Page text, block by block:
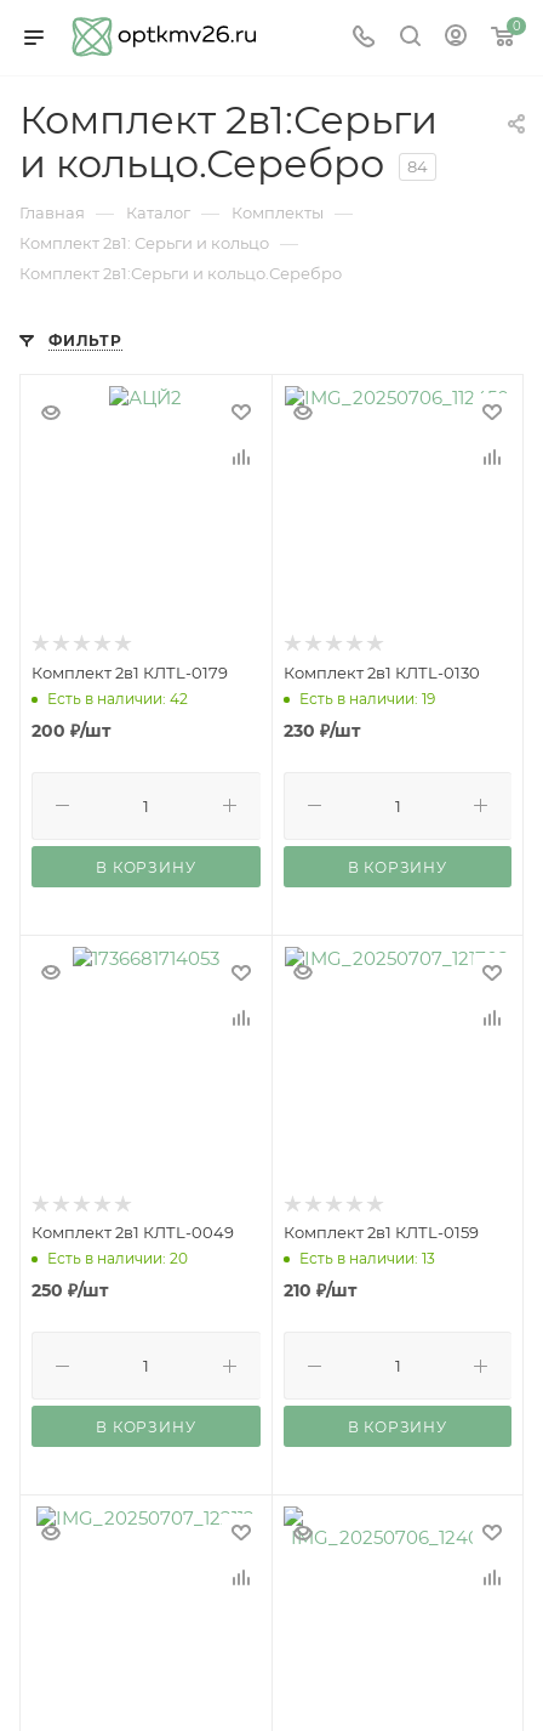
0
Комплект 2в1:Серьги
и кольцо.Серебро
84
Главная — Каталог — Комплекты —
Комплект 2в1: Серьги и кольцо —
Комплект 2в1:Серьги и кольцо.Серебро
ФИЛЬТР
Комплект 2в1 КЛТL-0179
Есть в наличии: 42
200 ₽/шт
В КОРЗИНУ
Комплект 2в1 КЛТL-0130
Есть в наличии: 19
230 ₽/шт
В КОРЗИНУ
Комплект 2в1 КЛТL-0049
Есть в наличии: 20
250 ₽/шт
В КОРЗИНУ
Комплект 2в1 КЛТL-0159
Есть в наличии: 13
210 ₽/шт
В КОРЗИНУ